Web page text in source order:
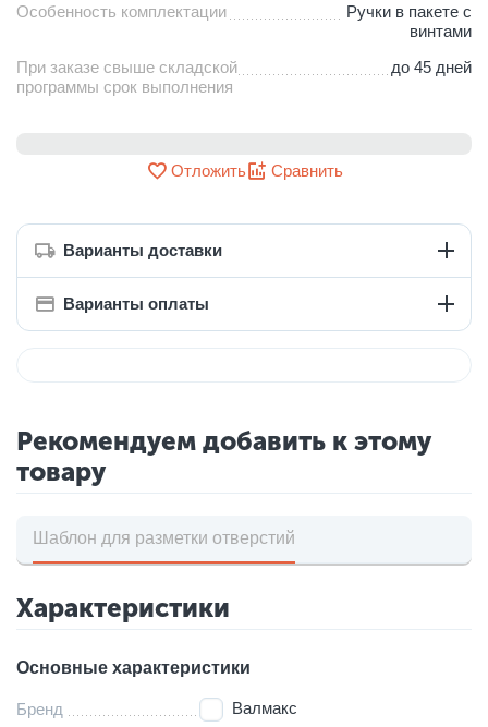
Особенность комплектации
Ручки в пакете с
винтами
При заказе свыше складской
программы срок выполнения
до 45 дней
Отложить Сравнить
Варианты доставки
Варианты оплаты
Рекомендуем добавить к этому
товару
Шаблон для разметки отверстий
Характеристики
Основные характеристики
Бренд Валмакс